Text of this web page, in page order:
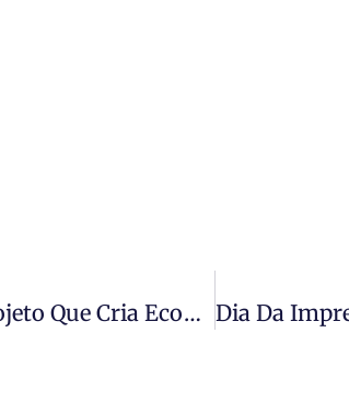
Comissão Do Meio Ambiente Aprova Projeto Que Cria Ecodutos Em Rodovias E Ferrovias De MT